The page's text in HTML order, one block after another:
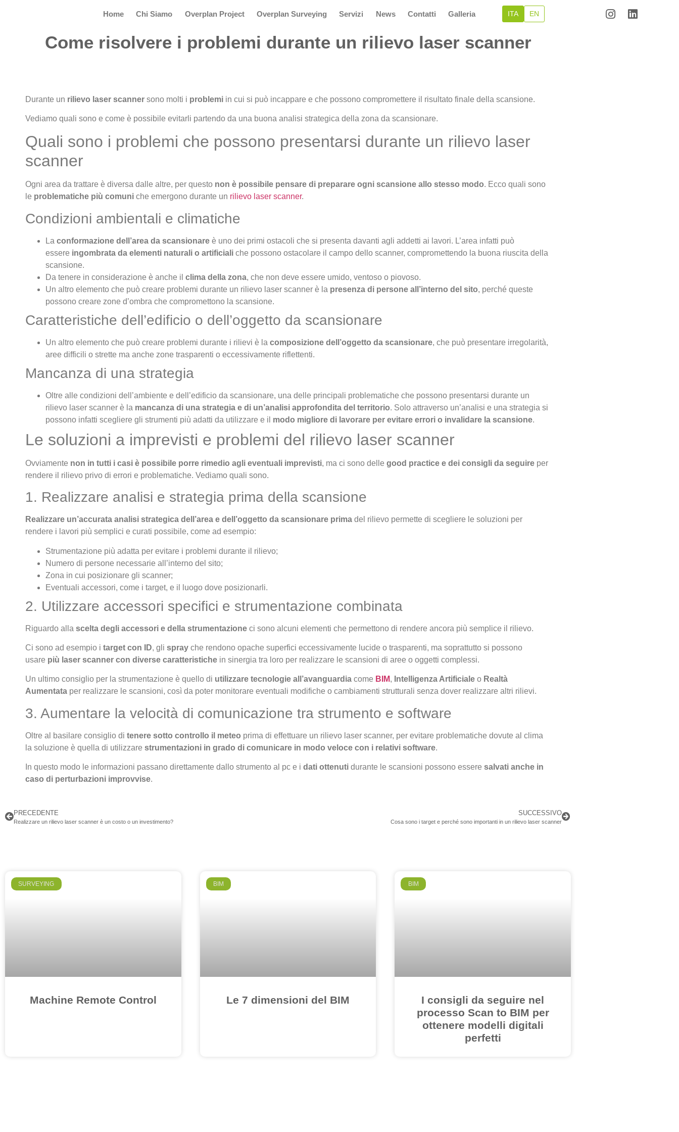
Home Chi Siamo Overplan Project Overplan Surveying Servizi News Contatti Galleria ITA EN
Come risolvere i problemi durante un rilievo laser scanner
Durante un rilievo laser scanner sono molti i problemi in cui si può incappare e che possono compromettere il risultato finale della scansione.
Vediamo quali sono e come è possibile evitarli partendo da una buona analisi strategica della zona da scansionare.
Quali sono i problemi che possono presentarsi durante un rilievo laser
scanner
Ogni area da trattare è diversa dalle altre, per questo non è possibile pensare di preparare ogni scansione allo stesso modo. Ecco quali sono
le problematiche più comuni che emergono durante un rilievo laser scanner.
Condizioni ambientali e climatiche
La conformazione dell’area da scansionare è uno dei primi ostacoli che si presenta davanti agli addetti ai lavori. L’area infatti può
essere ingombrata da elementi naturali o artificiali che possono ostacolare il campo dello scanner, compromettendo la buona riuscita della
scansione.
Da tenere in considerazione è anche il clima della zona, che non deve essere umido, ventoso o piovoso.
Un altro elemento che può creare problemi durante un rilievo laser scanner è la presenza di persone all’interno del sito, perché queste
possono creare zone d’ombra che compromettono la scansione.
Caratteristiche dell’edificio o dell’oggetto da scansionare
Un altro elemento che può creare problemi durante i rilievi è la composizione dell’oggetto da scansionare, che può presentare irregolarità,
aree difficili o strette ma anche zone trasparenti o eccessivamente riflettenti.
Mancanza di una strategia
Oltre alle condizioni dell’ambiente e dell’edificio da scansionare, una delle principali problematiche che possono presentarsi durante un
rilievo laser scanner è la mancanza di una strategia e di un’analisi approfondita del territorio. Solo attraverso un’analisi e una strategia si
possono infatti scegliere gli strumenti più adatti da utilizzare e il modo migliore di lavorare per evitare errori o invalidare la scansione.
Le soluzioni a imprevisti e problemi del rilievo laser scanner
Ovviamente non in tutti i casi è possibile porre rimedio agli eventuali imprevisti, ma ci sono delle good practice e dei consigli da seguire per
rendere il rilievo privo di errori e problematiche. Vediamo quali sono.
1. Realizzare analisi e strategia prima della scansione
Realizzare un’accurata analisi strategica dell’area e dell’oggetto da scansionare prima del rilievo permette di scegliere le soluzioni per
rendere i lavori più semplici e curati possibile, come ad esempio:
Strumentazione più adatta per evitare i problemi durante il rilievo;
Numero di persone necessarie all’interno del sito;
Zona in cui posizionare gli scanner;
Eventuali accessori, come i target, e il luogo dove posizionarli.
2. Utilizzare accessori specifici e strumentazione combinata
Riguardo alla scelta degli accessori e della strumentazione ci sono alcuni elementi che permettono di rendere ancora più semplice il rilievo.
Ci sono ad esempio i target con ID, gli spray che rendono opache superfici eccessivamente lucide o trasparenti, ma soprattutto si possono
usare più laser scanner con diverse caratteristiche in sinergia tra loro per realizzare le scansioni di aree o oggetti complessi.
Un ultimo consiglio per la strumentazione è quello di utilizzare tecnologie all’avanguardia come BIM, Intelligenza Artificiale o Realtà
Aumentata per realizzare le scansioni, così da poter monitorare eventuali modifiche o cambiamenti strutturali senza dover realizzare altri rilievi.
3. Aumentare la velocità di comunicazione tra strumento e software
Oltre al basilare consiglio di tenere sotto controllo il meteo prima di effettuare un rilievo laser scanner, per evitare problematiche dovute al clima
la soluzione è quella di utilizzare strumentazioni in grado di comunicare in modo veloce con i relativi software.
In questo modo le informazioni passano direttamente dallo strumento al pc e i dati ottenuti durante le scansioni possono essere salvati anche in
caso di perturbazioni improvvise.
PRECEDENTE
Realizzare un rilievo laser scanner è un costo o un investimento?
SUCCESSIVO
Cosa sono i target e perché sono importanti in un rilievo laser scanner
SURVEYING
Machine Remote Control
BIM
Le 7 dimensioni del BIM
BIM
I consigli da seguire nel
processo Scan to BIM per
ottenere modelli digitali
perfetti